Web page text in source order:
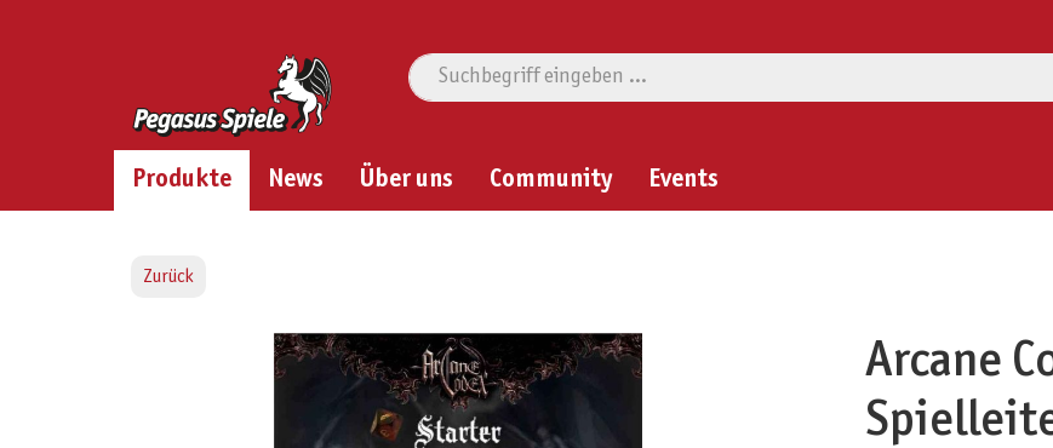
Produkte News Über uns Community Events
Zurück
Bildergalerie überspringen
Arcane